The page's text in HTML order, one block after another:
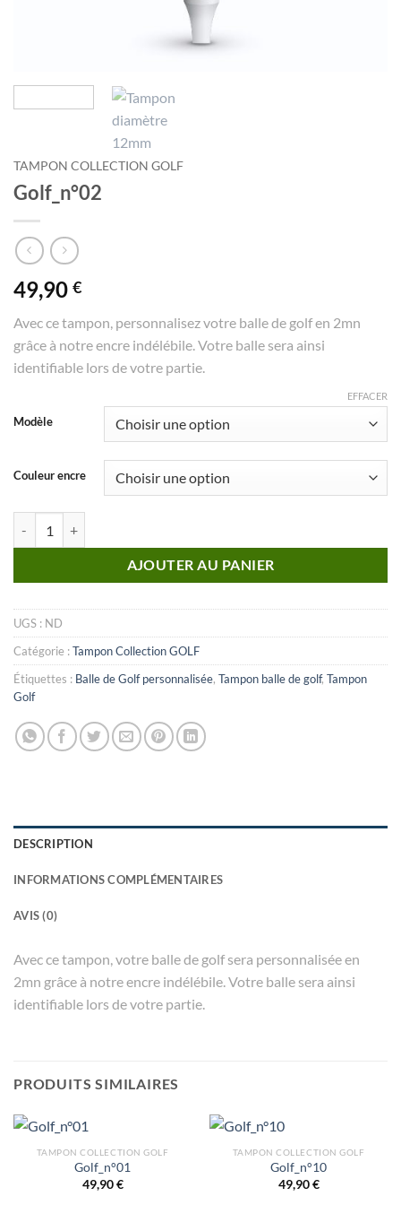
TAMPON COLLECTION GOLF
Golf_n°02
49,90 €
Avec ce tampon, personnalisez votre balle de golf en 2mn
grâce à notre encre indélébile. Votre balle sera ainsi
identifiable lors de votre partie.
Modèle
Couleur encre
EFFACER
AJOUTER AU PANIER
UGS : ND
Catégorie :Tampon Collection GOLF
Étiquettes : Balle de Golf personnalisée, Tampon balle de golf, Tampon
Golf
DESCRIPTION
INFORMATIONS COMPLÉMENTAIRES
AVIS (0)
Avec ce tampon, votre balle de golf sera personnalisée en
2mn grâce à notre encre indélébile. Votre balle sera ainsi
identifiable lors de votre partie.
PRODUITS SIMILAIRES
TAMPON COLLECTION GOLF
Golf_n°01
49,90€
TAMPON COLLECTION GOLF
Golf_n°10
49,90€